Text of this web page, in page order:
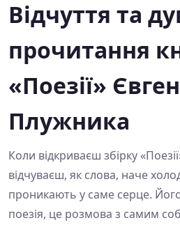
Відчуття та
прочитання
«Поезії»
Плужника
Коли відкриваєш збірку
відчуваєш, як слова, наче
проникають у саме серце.
поезія, це розмова з самим